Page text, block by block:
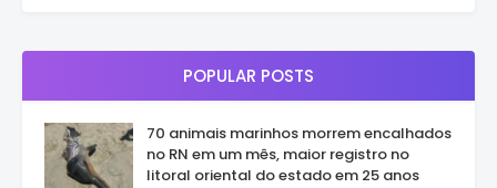
POPULAR POSTS
70 animais marinhos morrem encalhados
no RN em um mês, maior registro no
litoral oriental do estado em 25 anos